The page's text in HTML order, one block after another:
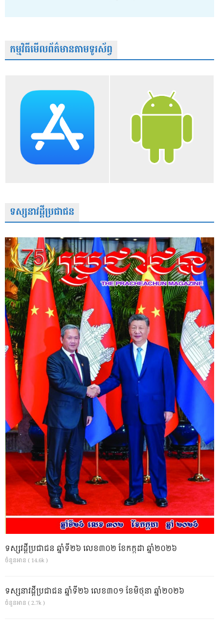
កម្មវិធីមើលព័ត៌មានតាមទូរស័ព្វ
ទស្សនាវដ្តីប្រជាជន
ទស្សវដ្តីប្រជាជន ឆ្នាំទី២៦ លេខ៣០២ ខែកក្កដា ឆ្នាំ២០២៦
ចំនួនអាន ( 14.6k )
ទស្សនាវដ្ដីប្រជាជន ឆ្នាំទី២៦ លេខ៣០១ ខែមិថុនា ឆ្នាំ២០២៦
ចំនួនអាន ( 2.7k )